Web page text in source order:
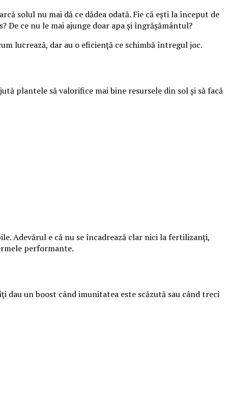
solul nu mai dă ce dădea odată. Fie că ești la început de
ce nu le mai ajunge doar apa și îngrășământul?
lucrează, dar au o eficiență ce schimbă întregul joc.
plantele să valorifice mai bine resursele din sol și să facă
Adevărul e că nu se încadrează clar nici la fertilizanți,
performante.
un boost când imunitatea este scăzută sau când treci